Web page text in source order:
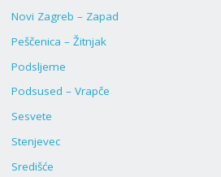
Novi Zagreb – Zapad
Peščenica – Žitnjak
Podsljeme
Podsused – Vrapče
Sesvete
Stenjevec
Središće